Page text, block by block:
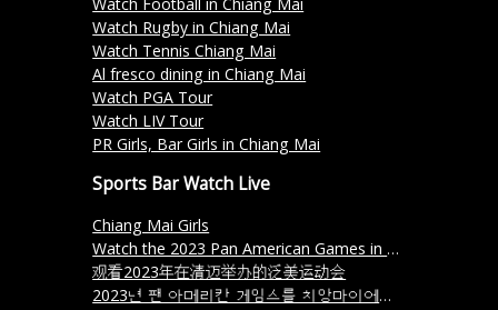
Watch Rugby in Chiang Mai
Watch Tennis Chiang Mai
Al fresco dining in Chiang Mai
Watch PGA Tour
Watch LIV Tour
PR Girls, Bar Girls in Chiang Mai
Sports Bar Watch Live
Chiang Mai Girls
Watch the 2023 Pan American Games in Chiang Mai
观看2023年在清迈举办的泛美运动会
2023년 팬 아메리칸 게임스를 치앙마이에서 시청하세요.